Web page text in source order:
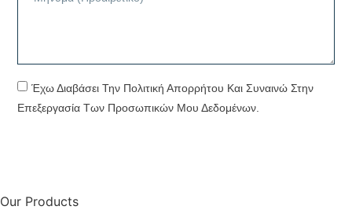
Έχω Διαβάσει Την Πολιτική Απορρήτου Και Συναινώ Στην
Επεξεργασία Των Προσωπικών Μου Δεδομένων.
Our Products